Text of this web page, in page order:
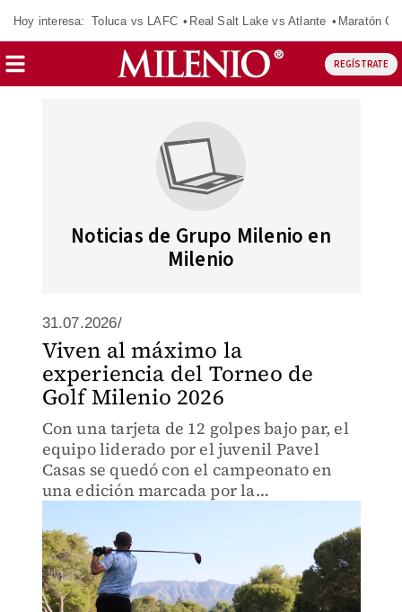
Hoy interesa: Toluca vs LAFC Real Salt Lake vs Atlante Maratón
REGÍSTRATE
Noticias de Grupo Milenio en
Milenio
31.07.2026/
Viven al máximo la
experiencia del Torneo de
Golf Milenio 2026
Con una tarjeta de 12 golpes bajo par, el
equipo liderado por el juvenil Pavel
Casas se quedó con el campeonato en
una edición marcada por la
total.